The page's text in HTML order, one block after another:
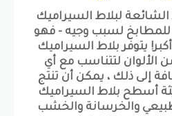
لبلاط السيراميك
للمطابخ لسبب وجيه - فهو
يتوفر بلاط السيراميك
الألوان لتتناسب مع أي
إلى ذلك ، يمكن أن تنتج
أسطح بلاط السيراميك
والخرسانة والخشب